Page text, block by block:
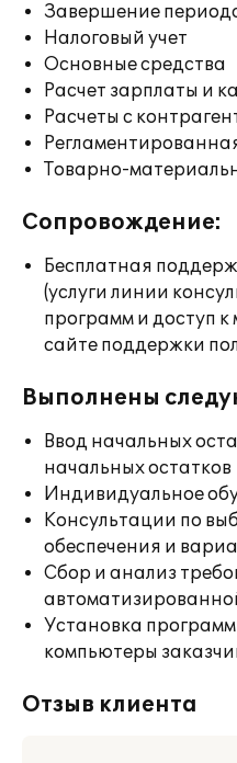
Завершение
Налоговый учет
Основные средства
Расчет зарплаты и
Расчеты с
Товарно-
Сопровождение:
Бесплатная
(услуги линии
программ и доступ
сайте поддержки
Выполнены
Ввод начальных
начальных остатков
Индивидуальное
Консультации по
обеспечения и
Сбор и анализ
Установка
компьютеры
Отзыв клиента